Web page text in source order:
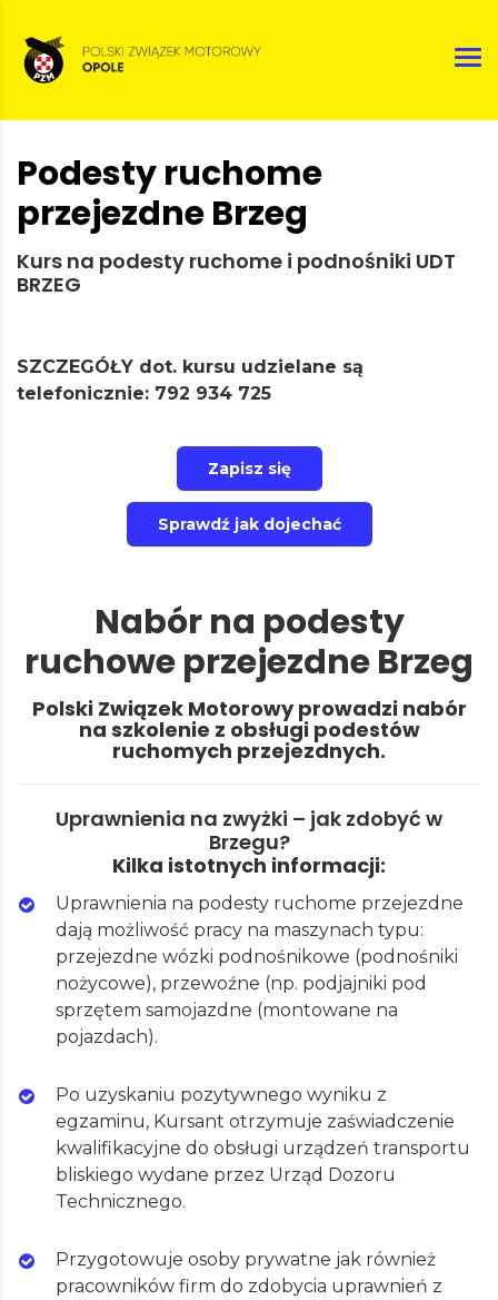
Podesty ruchome
przejezdne Brzeg
Kurs na podesty ruchome i podnośniki UDT
BRZEG
SZCZEGÓŁY dot. kursu udzielane są
telefonicznie: 792 934 725
Zapisz się
Sprawdź jak dojechać
Nabór na podesty
ruchowe przejezdne Brzeg
Polski Związek Motorowy prowadzi nabór
na szkolenie z obsługi podestów
ruchomych przejezdnych.
Uprawnienia na zwyżki – jak zdobyć w
Brzegu?
Kilka istotnych informacji:
Uprawnienia na podesty ruchome przejezdne
dają możliwość pracy na maszynach typu:
przejezdne wózki podnośnikowe (podnośniki
nożycowe), przewoźne (np. podjajniki pod
sprzętem samojazdne (montowane na
pojazdach).
Po uzyskaniu pozytywnego wyniku z
egzaminu, Kursant otrzymuje zaświadczenie
kwalifikacyjne do obsługi urządzeń transportu
bliskiego wydane przez Urząd Dozoru
Technicznego.
Przygotowuje osoby prywatne jak również
pracowników firm do zdobycia uprawnień z